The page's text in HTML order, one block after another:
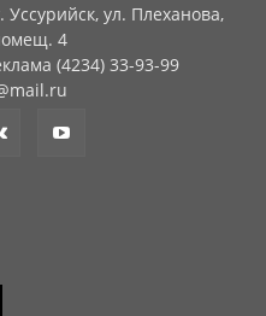
ул. Плеханова,
4
(4234) 33-93-99